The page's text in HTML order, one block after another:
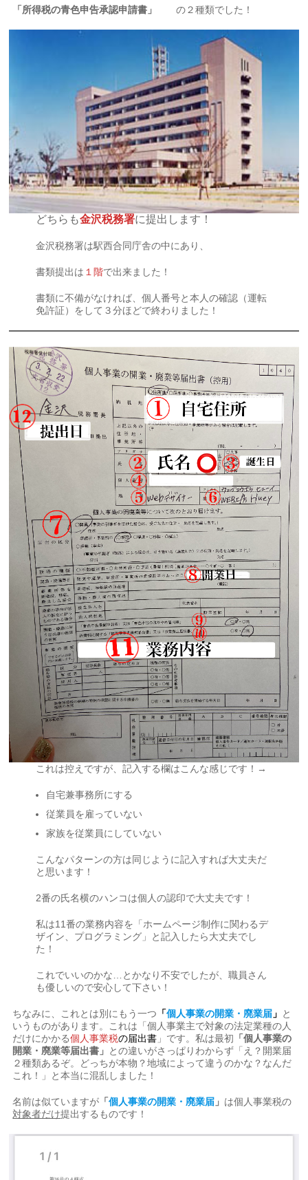
「所得税の青色申告承認申請書」 の２種類でした！
どちらも金沢税務署に提出します！
金沢税務署は駅西合同庁舎の中にあり、
書類提出は １階で出来ました！
書類に不備がなければ、個人番号と本人の確認（運転
免許証）をして３分ほどで終わりました！
これは控えですが、記入する欄はこんな感じです！→
自宅兼事務所にする
従業員を雇っていない
家族を従業員にしていない
こんなパターンの方は同じように記入すれば大丈夫だ
と思います！
2番の氏名横のハンコは個人の認印で大丈夫です！
私は11番の業務内容を「ホームページ制作に関わるデ
ザイン、プログラミング」と記入したら大丈夫でし
た！
これでいいのかな…とかなり不安でしたが、職員さん
も優しいので安心して下さい！
ちなみに、これとは別にもう一つ 「個人事業の開業・廃業届 」 と
いうものがあります。これは「個人事業主で対象の法定業種の人
だけにかかる個人事業税の届出書 」です。私は最初 「個人事業の
開業・廃業等届出書」 との違いがさっぱりわからず「え？開業届
２種類あるぞ。どっちが本物？地域によって違うのかな？なんだ
これ！」と本当に混乱しました！
名前は似ていますが 「個人事業の開業・廃業届 」 は個人事業税の
対象者だけ提出するものです！